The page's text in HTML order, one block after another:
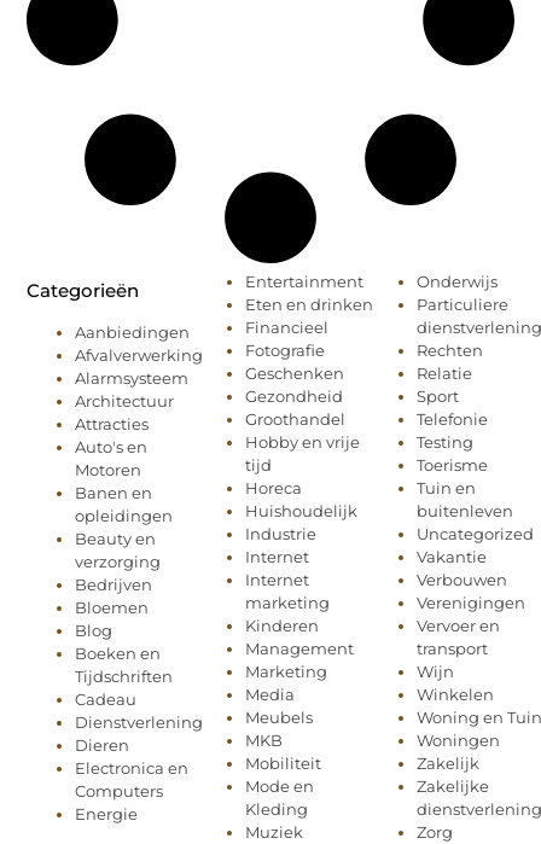
Categorieën
Aanbiedingen
Afvalverwerking
Alarmsysteem
Architectuur
Attracties
Auto's en
Motoren
Banen en
opleidingen
Beauty en
verzorging
Bedrijven
Bloemen
Blog
Boeken en
Tijdschriften
Cadeau
Dienstverlening
Dieren
Electronica en
Computers
Energie
Entertainment
Eten en drinken
Financieel
Fotografie
Geschenken
Gezondheid
Groothandel
Hobby en vrije
tijd
Horeca
Huishoudelijk
Industrie
Internet
Internet
marketing
Kinderen
Management
Marketing
Media
Meubels
MKB
Mobiliteit
Mode en
Kleding
Muziek
Onderwijs
Particuliere
dienstverlening
Rechten
Relatie
Sport
Telefonie
Testing
Toerisme
Tuin en
buitenleven
Uncategorized
Vakantie
Verbouwen
Verenigingen
Vervoer en
transport
Wijn
Winkelen
Woning en Tuin
Woningen
Zakelijk
Zakelijke
dienstverlening
Zorg